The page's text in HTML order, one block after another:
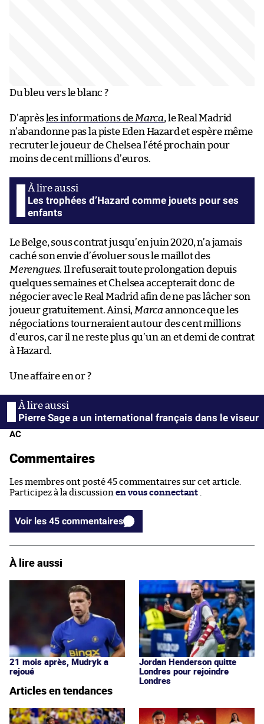
Du bleu vers le blanc ?
D’après les informations de Marca, le Real Madrid
n’abandonne pas la piste Eden Hazard et espère même
recruter le joueur de Chelsea l’été prochain pour
moins de cent millions d’euros.
Les trophées d’Hazard comme jouets pour ses
enfants
Le Belge, sous contrat jusqu’en juin 2020, n’a jamais
caché son envie d’évoluer sous le maillot des
Merengues. Il refuserait toute prolongation depuis
quelques semaines et Chelsea accepterait donc de
négocier avec le Real Madrid afin de ne pas lâcher son
joueur gratuitement. Ainsi, Marca annonce que les
négociations tourneraient autour des cent millions
d’euros, car il ne reste plus qu’un an et demi de contrat
à Hazard.
Une affaire en or ?
Pierre Sage a un international français dans le viseur
AC
Commentaires
Les membres ont posté 45 commentaires sur cet article.
Participez à la discussion en vous connectant
Voir les 45 commentaires
À lire aussi
21 mois après, Mudryk a
rejoué
Jordan Henderson quitte
Londres pour rejoindre
Londres
Articles en tendances